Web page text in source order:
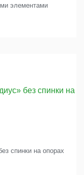
элементами
спинки на опорах